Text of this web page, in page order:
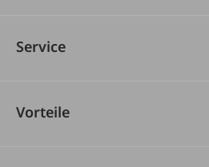
Service
Vorteile